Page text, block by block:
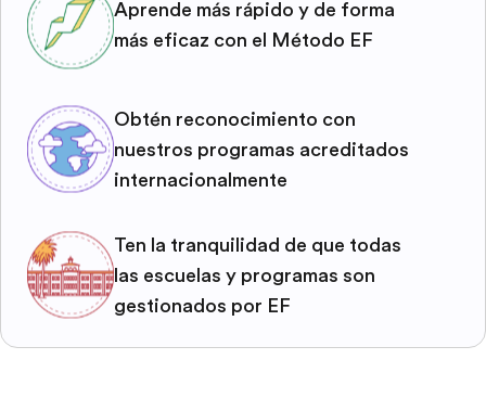
Aprende más rápido y de forma
más eficaz con el Método EF
Obtén reconocimiento con
nuestros programas acreditados
internacionalmente
Ten la tranquilidad de que todas
las escuelas y programas son
gestionados por EF